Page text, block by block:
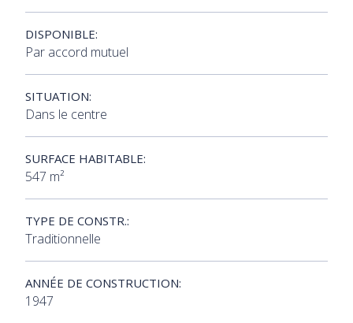
DISPONIBLE:
Par accord mutuel
SITUATION:
Dans le centre
SURFACE HABITABLE:
547 m²
TYPE DE CONSTR.:
Traditionnelle
ANNÉE DE CONSTRUCTION:
1947